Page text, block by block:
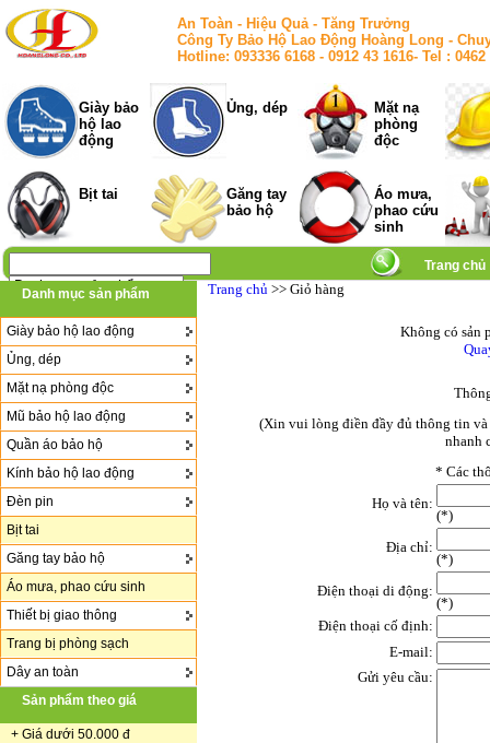
An Toàn - Hiệu Quả - Tăng Trưởng
Công Ty Bảo Hộ Lao Động Hoàng Long -
Hotline: 093336 6168 - 0912 43 1616- Tel :
Giày bảo
hộ lao
động
Ủng, dép
Mặt nạ
phòng
độc
Bịt tai
Găng tay
bảo hộ
Áo mưa,
phao cứu
sinh
Trang chủ
Danh mục sản phẩm
Giày bảo hộ lao động
Ủng, dép
Mặt nạ phòng độc
Mũ bảo hộ lao động
Quần áo bảo hộ
Kính bảo hộ lao động
Đèn pin
Bịt tai
Găng tay bảo hộ
Áo mưa, phao cứu sinh
Thiết bị giao thông
Trang bị phòng sạch
Dây an toàn
Sản phẩm theo giá
+ Giá dưới 50.000 đ
Trang chủ >> Giỏ hàng
Không có sản
(Xin vui lòng điền đầy đủ thông tin
nhanh
* Các
Họ và tên:
(*)
Địa chỉ:
(*)
Điện thoại di động:
(*)
Điện thoại cố định:
E-mail:
Gửi yêu cầu: